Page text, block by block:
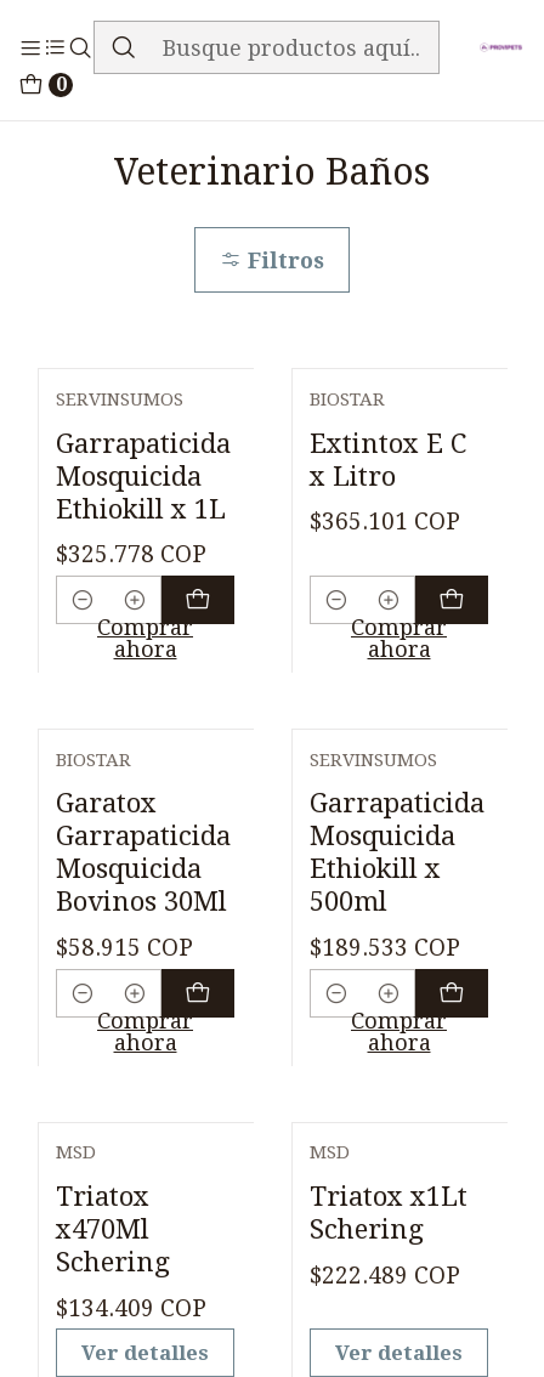
0
ENVIO GRATIS EN TODA LA TIENDA
Inicio
Veterinario Baños
Filtros
SERVINSUMOS
Garrapaticida
Mosquicida
Ethiokill x 1L
$325.778 COP
Cantidad
Comprar
ahora
BIOSTAR
Extintox E C
x Litro
$365.101 COP
Cantidad
Comprar
ahora
BIOSTAR
Garatox
Garrapaticida
Mosquicida
Bovinos 30Ml
$58.915 COP
Cantidad
Comprar
ahora
SERVINSUMOS
Garrapaticida
Mosquicida
Ethiokill x
500ml
$189.533 COP
Cantidad
Comprar
ahora
MSD
Triatox
x470Ml
Schering
$134.409 COP
Ver detalles
MSD
Triatox x1Lt
Schering
$222.489 COP
Ver detalles